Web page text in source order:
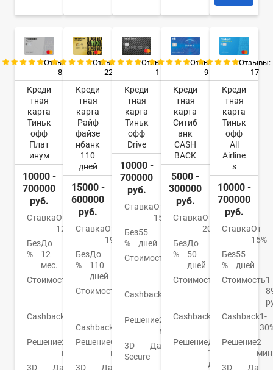
Отзывы:
8
Креди
тная
карта
Тиньк
офф
Плат
инум
10000 -
700000
руб.
СтавкаОт
12%
Без
%
До
12
мес.
Стоимость
руб./
Cashback
30%
Решение2
мин.
3D
Да
Отзывы:
22
Креди
тная
карта
Райф
файзе
нбанк
110
дней
15000 -
600000
руб.
СтавкаОт
19%
Без
%
До
110
дней
Стоимость
От
Cashback
РешениеОт 2
мин.
3D
Да
Отзывы:
1
Креди
тная
карта
Тиньк
офф
Drive
10000 -
700000
руб.
СтавкаОт
15%
Без
%
55
дней
Стоимость
990
руб./
год
Cashback
Решение2
мин.
3D
Secure
Да
Отзывы:
9
Креди
тная
карта
Ситиб
анк
CASH
BACK
5000 -
300000
руб.
СтавкаОт
20.9%
Без
%
До
50
дней
Стоимость
До
Cashback
До
РешениеДо
1
дня
Отзывы:
17
Креди
тная
карта
Тиньк
офф
All
Airline
s
10000 -
700000
руб.
СтавкаОт
15%
Без
%
55
дней
Стоимость1
Cashback1-
Решение2
3D
Да